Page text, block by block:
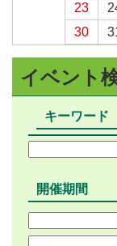
23
30
イベント
キーワード
開催期間